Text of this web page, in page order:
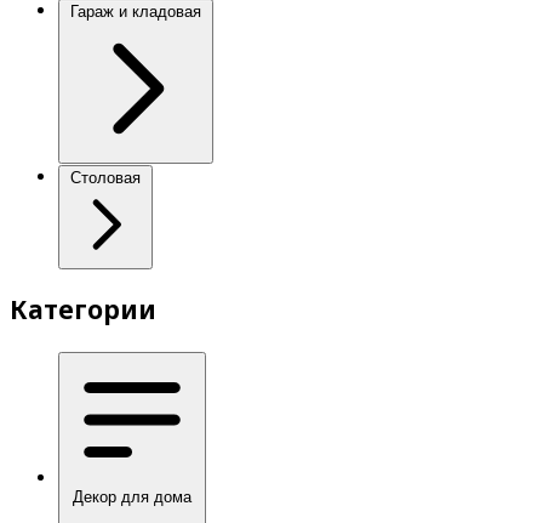
Гараж и кладовая
Столовая
Категории
Декор для дома